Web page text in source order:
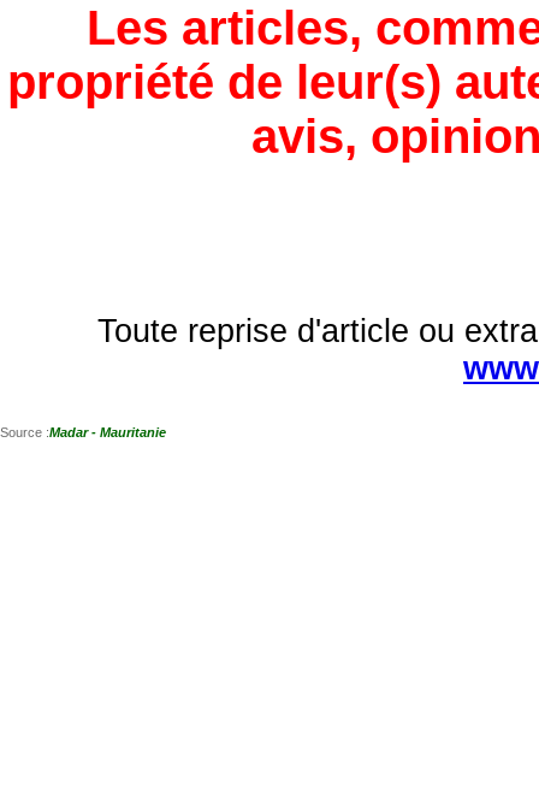
Les articles,
propriété de leur(s)
avis,
Toute reprise d'article ou
Source :Madar - Mauritanie